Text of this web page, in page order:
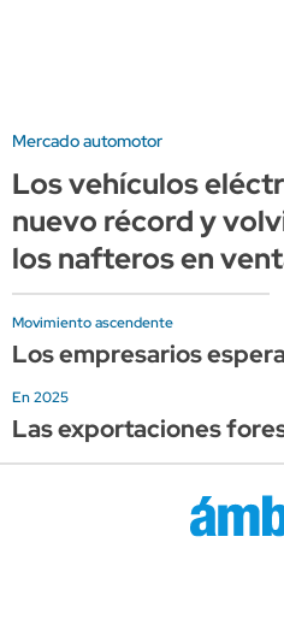
Mercado automotor
Los vehículos
nuevo récord y
los nafteros en
Movimiento ascendente
Los empresarios
En 2025
Las exportaciones